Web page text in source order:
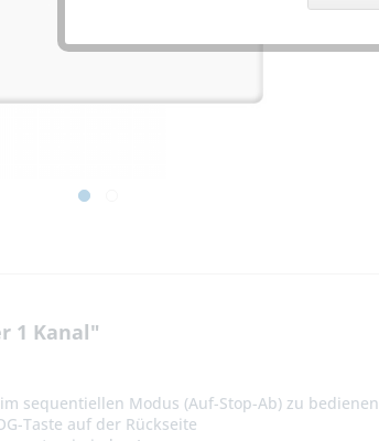
1 Kanal"
sequentiellen Modus (Auf-Stop-Ab) zu bedienen
Taste auf der Rückseite